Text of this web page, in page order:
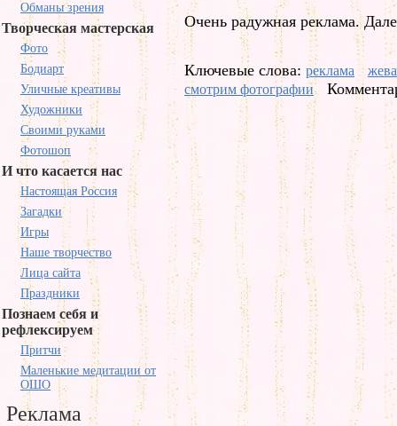
Обманы зрения
Творческая мастерская
Фото
Бодиарт
Уличные креативы
Художники
Своими руками
Фотошоп
И что касается нас
Настоящая Россия
Загадки
Игры
Наше творчество
Лица сайта
Праздники
Познаем себя и
рефлексируем
Притчи
Маленькие медитации от
ОШО
Реклама
Очень радужная реклама.
Ключевые слова: реклама
смотрим фотографии